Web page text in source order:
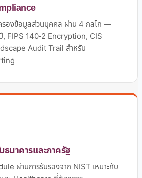
องข้อมูลส่วนบุคคล ผ่าน 4 กลไก —
FIPS 140-2 Encryption, CIS
Audit Trail สำหรับ
ธนาคารและภาครัฐ
ผ่านการรับรองจาก NIST เหมาะกับ